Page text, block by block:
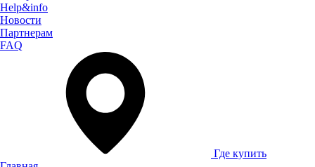
Help&info
Новости
Партнерам
FAQ
Где купить